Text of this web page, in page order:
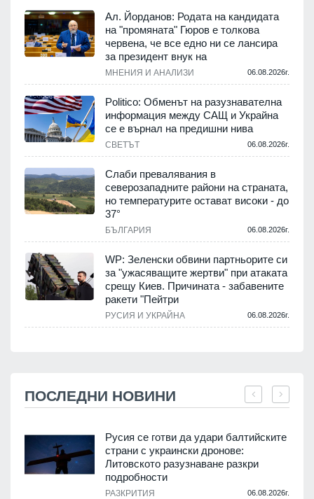
Ал. Йорданов: Родата на кандидата
на "промяната" Гюров е толкова
червена, че все едно ни се лансира
за президент внук на
МНЕНИЯ И АНАЛИЗИ 06.08.2026г.
Politico: Обменът на разузнавателна
информация между САЩ и Украйна
се е върнал на предишни нива
СВЕТЪТ 06.08.2026г.
Слаби превалявания в
северозападните райони на страната,
но температурите остават високи - до
37°
БЪЛГАРИЯ 06.08.2026г.
WP: Зеленски обвини партньорите си
за "ужасяващите жертви" при атаката
срещу Киев. Причината - забавените
ракети "Пейтри
РУСИЯ И УКРАЙНА 06.08.2026г.
ПОСЛЕДНИ НОВИНИ
Русия се готви да удари балтийските
страни с украински дронове:
Литовското разузнаване разкри
подробности
РАЗКРИТИЯ 06.08.2026г.